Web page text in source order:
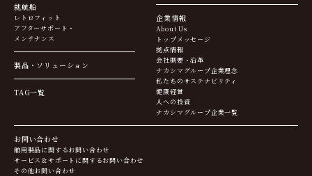
就航船
レトロフィット
アフターサポート・
メンテナンス
製品・ソリューション
TAG一覧
企業情報
About Us
トップメッセージ
拠点情報
会社概要・沿革
ナカシマグループ企業理念
私たちのサステナビリティ
健康経営
人への投資
ナカシマグループ企業一覧
お問い合わせ
舶用製品に関するお問い合わせ
サービス＆サポートに関するお問い合わせ
その他お問い合わせ